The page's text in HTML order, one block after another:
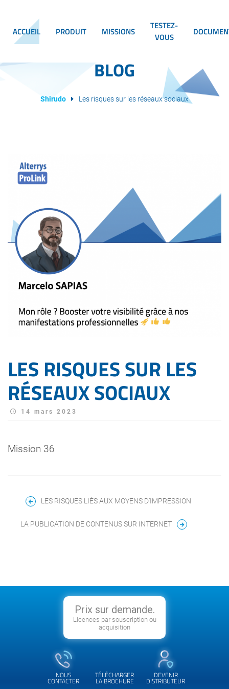
ACCUEIL PRODUIT MISSIONS
TESTEZ-
VOUS
BLOG
Shirudo Les risques sur les réseaux sociaux
LES RISQUES SUR LES
RÉSEAUX SOCIAUX
14 mars 2023
Mission 36
LES RISQUES LIÉS AUX MOYENS D’IMPRESSION
LA PUBLICATION DE CONTENUS SUR INTERNET
Prix sur demande.
Licences par souscription ou
acquisition
NOUS
CONTACTER
TÉLÉCHARGER
LA BROCHURE
DEVENIR
DISTRIBUTEUR